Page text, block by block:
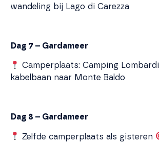
wandeling bij Lago di Carezza
Dag 7 – Gardameer
Camperplaats: Camping Lombardi
kabelbaan naar Monte Baldo
Dag 8 – Gardameer
Zelfde camperplaats als gisteren